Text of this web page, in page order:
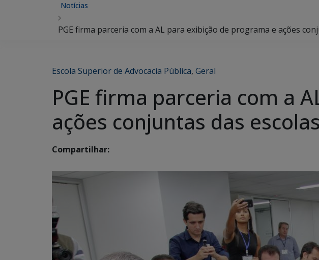
Notícias
PGE firma parceria com a AL para exibição de programa e ações
Escola Superior de Advocacia Pública, Geral
PGE firma parceria com a
ações conjuntas das escolas
Compartilhar: